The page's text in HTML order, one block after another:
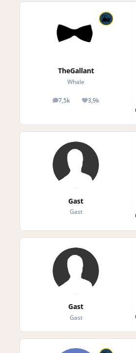
TheGallant
Whale
7,5k
posts 3,9k
Reputation
Gast
Gast
Gast
Gast